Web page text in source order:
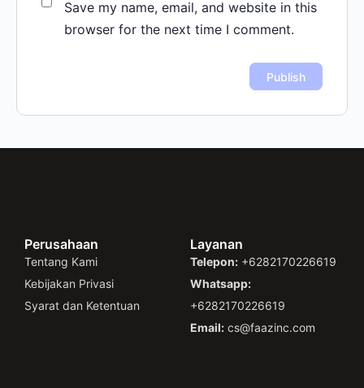
Save my name, email, and website in this
browser for the next time I comment.
Perusahaan
Tentang Kami
Kebijakan Privasi
Syarat dan Ketentuan
Layanan
Telepon: +6282170226619
Whatsapp:
+6282170226619
Email: cs@faazinc.com